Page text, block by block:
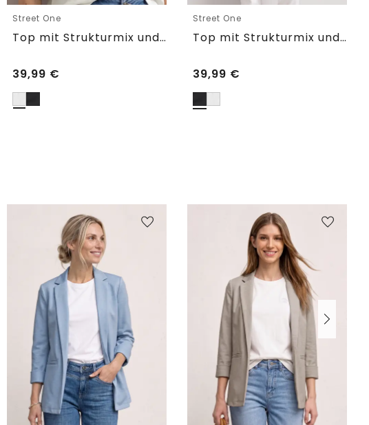
Street One
Top mit Strukturmix und Crochet-Details
39,99 €
Street One
Top mit Strukturmix und Crochet-Details
39,99 €